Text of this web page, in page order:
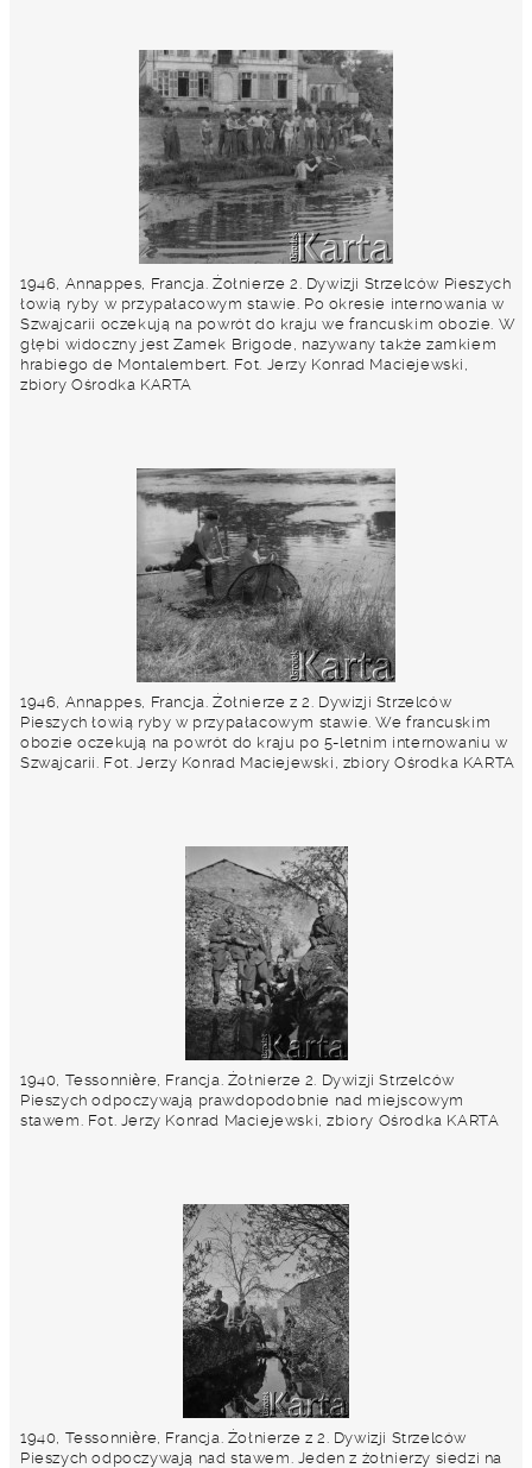
1946, Annappes, Francja. Żołnierze 2. Dywizji Strzelców Pieszych
łowią ryby w przypałacowym stawie. Po okresie internowania w
Szwajcarii oczekują na powrót do kraju we francuskim obozie. W
głębi widoczny jest Zamek Brigode, nazywany także zamkiem
hrabiego de Montalembert. Fot. Jerzy Konrad Maciejewski,
zbiory Ośrodka KARTA
1946, Annappes, Francja. Żołnierze z 2. Dywizji Strzelców
Pieszych łowią ryby w przypałacowym stawie. We francuskim
obozie oczekują na powrót do kraju po 5-letnim internowaniu w
Szwajcarii. Fot. Jerzy Konrad Maciejewski, zbiory Ośrodka KARTA
1940, Tessonnière, Francja. Żołnierze 2. Dywizji Strzelców
Pieszych odpoczywają prawdopodobnie nad miejscowym
stawem. Fot. Jerzy Konrad Maciejewski, zbiory Ośrodka KARTA
1940, Tessonnière, Francja. Żołnierze z 2. Dywizji Strzelców
Pieszych odpoczywają nad stawem. Jeden z żołnierzy siedzi na